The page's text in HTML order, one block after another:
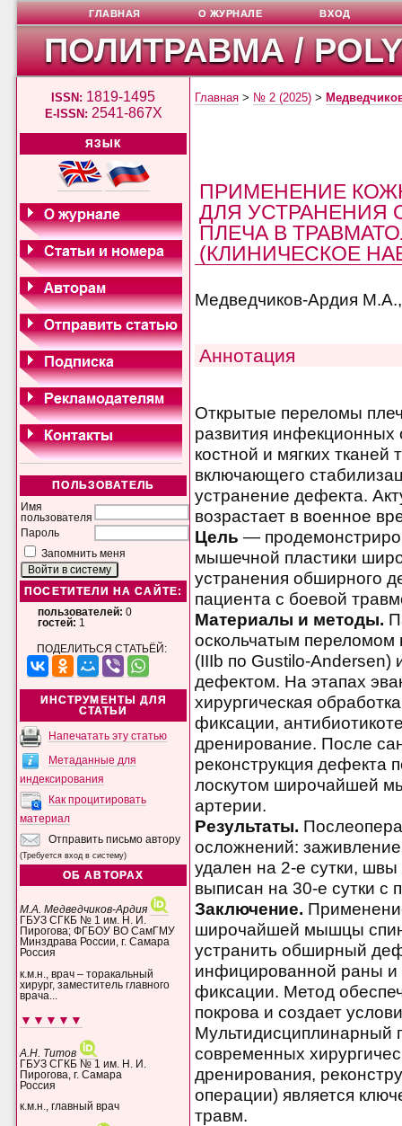
ПОЛИТРАВМА /
ISSN: 1819-1495
E-ISSN: 2541-867X
ЯЗЫК
ПОЛЬЗОВАТЕЛЬ
Имя
пользователя
Пароль
Запомнить меня
ПОСЕТИТЕЛИ НА САЙТЕ:
пользователей: 0
гостей: 1
ПОДЕЛИТЬСЯ СТАТЬЁЙ:
ИНСТРУМЕНТЫ ДЛЯ
СТАТЬИ
Напечатать эту статью
Метаданные для
индексирования
Как процитировать
материал
Отправить письмо автору
(Требуется вход в систему)
ОБ АВТОРАХ
М.А. Медведчиков-Ардия
ГБУЗ СГКБ № 1 им. Н. И.
Пирогова; ФГБОУ ВО СамГМУ
Минздрава России, г. Самара
Россия
к.м.н., врач – торакальный
хирург, заместитель главного
врача...
▼▼▼▼▼
А.Н. Титов
ГБУЗ СГКБ № 1 им. Н. И.
Пирогова, г. Самара
Россия
к.м.н., главный врач
ГЛАВНАЯ О ЖУРНАЛЕ ВХОД
Главная > № 2 (2025) >
ПРИМЕНЕНИЕ
ДЛЯ УСТРАНЕНИЯ
ПЛЕЧА В
(КЛИНИЧЕСКОЕ
Медведчиков-Ардия
Аннотация
Открытые переломы
развития
костной и мягких тканей
включающего
устранение дефекта.
возрастает в военное
Цель—
мышечной пластики
устранения обширного
пациента с боевой
Материалы и методы.
оскольчатым переломом
(IIIb по Gustilo-
дефектом. На этапах
хирургическая
фиксации,
дренирование. После
реконструкция
лоскутом широчайшей
артерии.
Результаты.
осложнений:
удален на 2-е сутки,
выписан на 30-е сутки с
Заключение.
широчайшей мышцы
устранить обширный
инфицированной раны и
фиксации. Метод
покрова и создает
Мультидисциплинарный
современных
дренирования,
операции) является
травм.